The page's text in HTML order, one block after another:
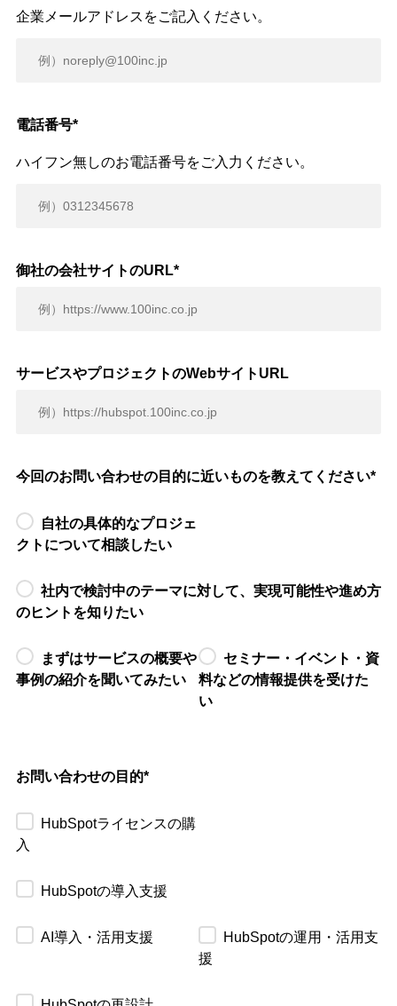
企業メールアドレスをご記入ください。
電話番号*
ハイフン無しのお電話番号をご入力ください。
御社の会社サイトのURL*
サービスやプロジェクトのWebサイトURL
今回のお問い合わせの目的に近いものを教えてください*
自社の具体的なプロジェ
クトについて相談したい
社内で検討中のテーマに対して、実現可能性や進め方
のヒントを知りたい
まずはサービスの概要や
事例の紹介を聞いてみたい
セミナー・イベント・資
料などの情報提供を受けた
い
お問い合わせの目的*
HubSpotライセンスの購
入
HubSpotの導入支援
AI導入・活用支援
HubSpotの運用・活用支
援